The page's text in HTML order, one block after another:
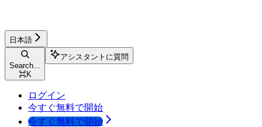
日本語
Search...
⌘K
アシスタントに質問
ログイン
今すぐ無料で開始
今すぐ無料で開始